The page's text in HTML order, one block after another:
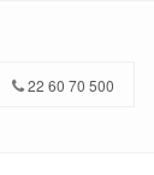
22 60 70 500